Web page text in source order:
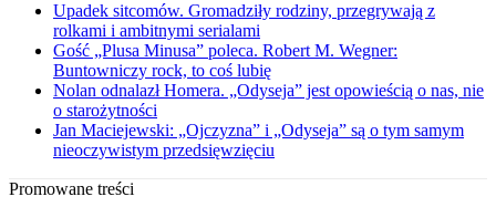
Upadek sitcomów. Gromadziły rodziny, przegrywają z
rolkami i ambitnymi serialami
Gość „Plusa Minusa” poleca. Robert M. Wegner:
Buntowniczy rock, to coś lubię
Nolan odnalazł Homera. „Odyseja” jest opowieścią o nas, nie
o starożytności
Jan Maciejewski: „Ojczyzna” i „Odyseja” są o tym samym
nieoczywistym przedsięwzięciu
Promowane treści